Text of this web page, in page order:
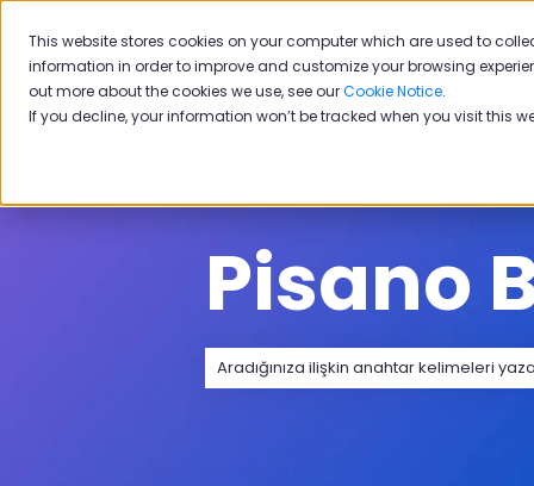
This website stores cookies on your computer which are used to
information in order to improve and customize your browsing
out more about the cookies we use, see ourCookie Notice.
If you decline, your information won’t be tracked when you visit this
Pisano